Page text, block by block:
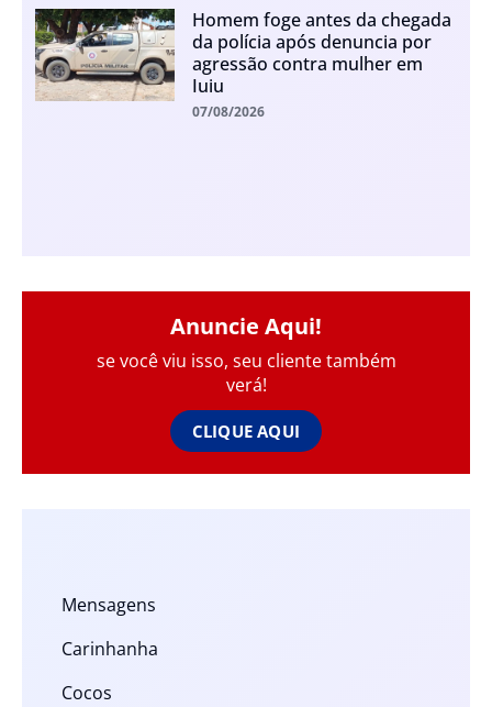
Homem foge antes da chegada
da polícia após denuncia por
agressão contra mulher em
Iuiu
07/08/2026
Anuncie Aqui!
se você viu isso, seu cliente também
verá!
CLIQUE AQUI
Mensagens
Carinhanha
Cocos